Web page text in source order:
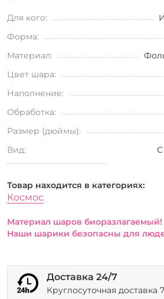
Для кого:
Форма:
Материал:
Цвет шара:
Наполнение:
Обработка:
Размер (дюймы):
Вид:
С
Товар находится в категориях:
Космос
Материал шаров биоразлагаемый!
Наши шарики безопасны для
Доставка 24/7
Круглосуточная